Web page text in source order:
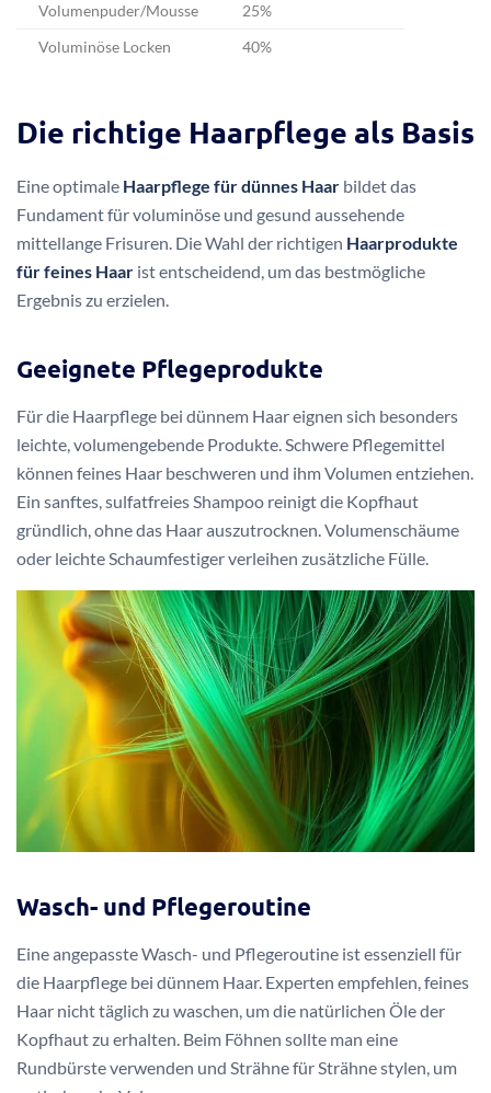
Volumenpuder/Mousse 25%
Voluminöse Locken 40%
Die richtige Haarpflege als Basis
Eine optimale Haarpflege für dünnes Haar bildet das
Fundament für voluminöse und gesund aussehende
mittellange Frisuren. Die Wahl der richtigen Haarprodukte
für feines Haar ist entscheidend, um das bestmögliche
Ergebnis zu erzielen.
Geeignete Pflegeprodukte
Für die Haarpflege bei dünnem Haar eignen sich besonders
leichte, volumengebende Produkte. Schwere Pflegemittel
können feines Haar beschweren und ihm Volumen entziehen.
Ein sanftes, sulfatfreies Shampoo reinigt die Kopfhaut
gründlich, ohne das Haar auszutrocknen. Volumenschäume
oder leichte Schaumfestiger verleihen zusätzliche Fülle.
Wasch- und Pflegeroutine
Eine angepasste Wasch- und Pflegeroutine ist essenziell für
die Haarpflege bei dünnem Haar. Experten empfehlen, feines
Haar nicht täglich zu waschen, um die natürlichen Öle der
Kopfhaut zu erhalten. Beim Föhnen sollte man eine
Rundbürste verwenden und Strähne für Strähne stylen, um